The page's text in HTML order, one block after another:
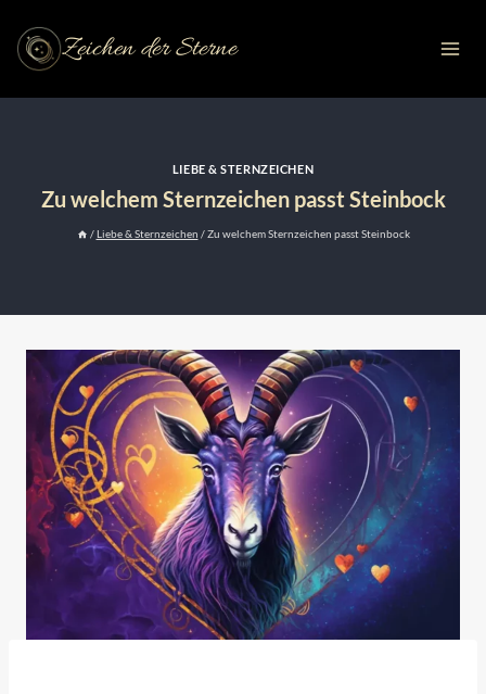
Inhalt
springenZeichen der Sterne
LIEBE & STERNZEICHEN
Zu welchem Sternzeichen passt Steinbock
/ Liebe & Sternzeichen / Zu welchem Sternzeichen passt Steinbock